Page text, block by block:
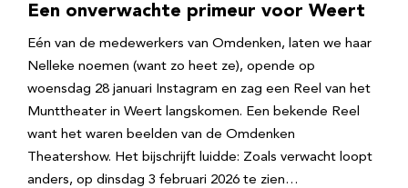
Een onverwachte primeur voor Weert
Eén van de medewerkers van Omdenken, laten we haar
Nelleke noemen (want zo heet ze), opende op
woensdag 28 januari Instagram en zag een Reel van het
Munttheater in Weert langskomen. Een bekende Reel
want het waren beelden van de Omdenken
Theatershow. Het bijschrijft luidde: Zoals verwacht loopt
anders, op dinsdag 3 februari 2026 te zien…